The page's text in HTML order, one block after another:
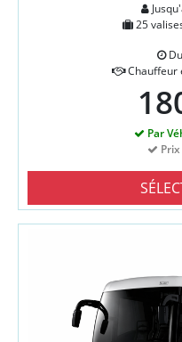
25
Chauffeur
Par